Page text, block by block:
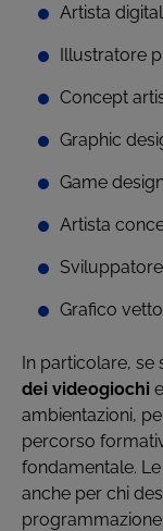
Artista
Illustratore
Concept
Graphic
Game
Artista
Grafico
In particolare, se
dei videogiochi
ambientazioni,
percorso
fondamentale.
anche per chi